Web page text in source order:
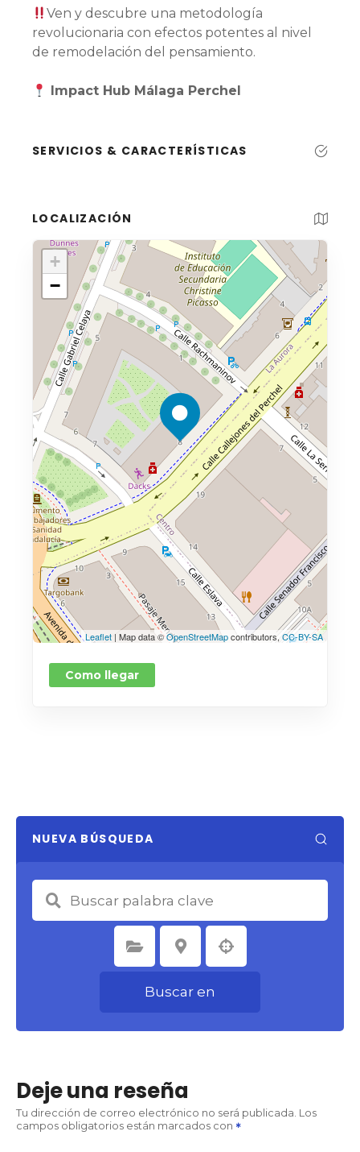
Ven y descubre una metodología
revolucionaria con efectos potentes al nivel
de remodelación del pensamiento.
Impact Hub Málaga Perchel
SERVICIOS & CARACTERÍSTICAS
LOCALIZACIÓN
+
−
Leaflet | Map data ©OpenStreetMapcontributors, CC-BY-SA
Como llegar
NUEVA BÚSQUEDA
Seleccione la categoría Seleccione la ubicación
Buscar en
Deje una reseña
Tu dirección de correo electrónico no será publicada. Los
campos obligatorios están marcados con